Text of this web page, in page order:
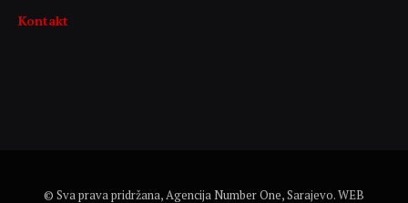
Kontakt
© Sva prava pridržana, Agencija Number One, Sarajevo. WEB